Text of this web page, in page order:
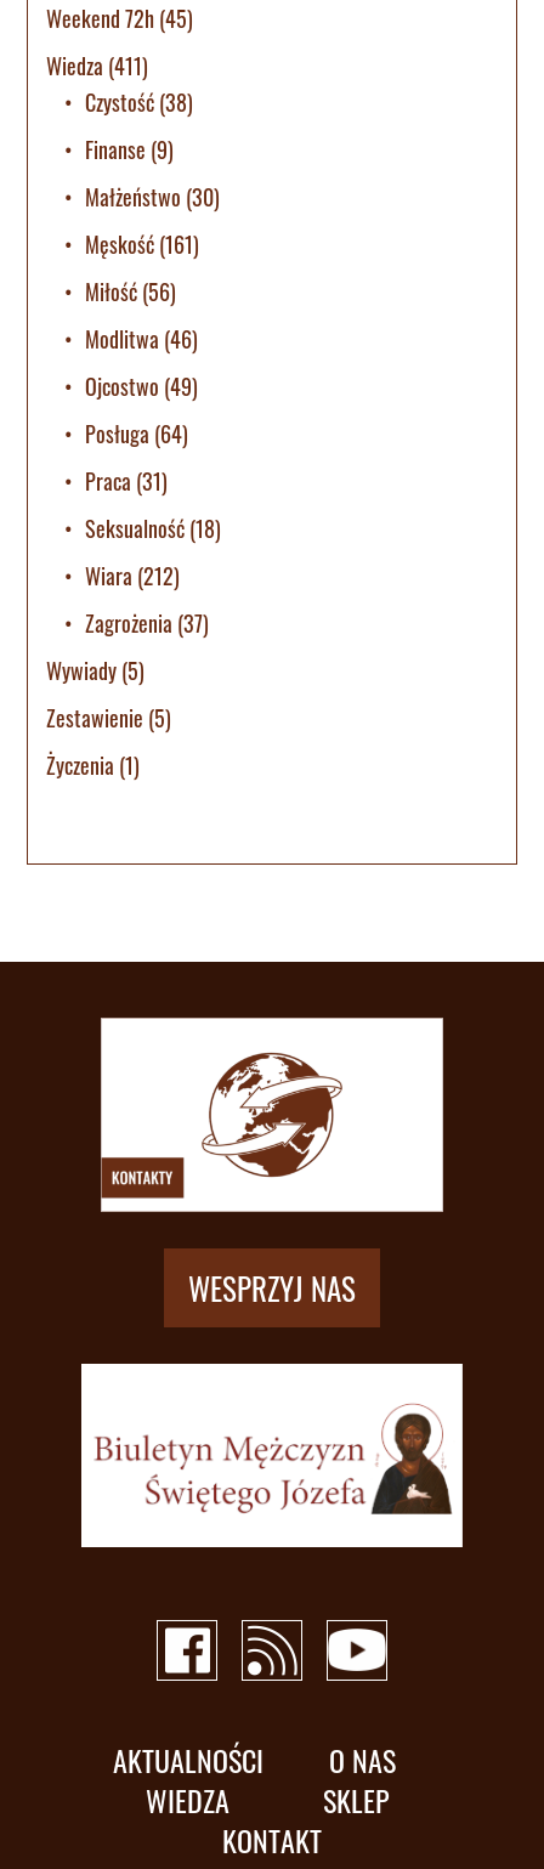
Weekend 72h(45)
Wiedza (411)
Czystość(38)
Finanse (9)
Małżeństwo (30)
Męskość(161)
Miłość(56)
Modlitwa (46)
Ojcostwo (49)
Posługa (64)
Praca (31)
Seksualność(18)
Wiara (212)
Zagrożenia (37)
Wywiady(5)
Zestawienie (5)
Życzenia (1)
WESPRZYJ NAS
AKTUALNOŚCI
O NAS
WIEDZA
SKLEP
KONTAKT